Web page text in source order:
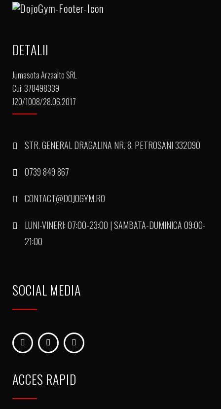
DETALII
Jumasota Arzaalto SRL
Cui: 378498339
J20/1008/28.06.2017
STR. GENERAL DRAGALINA NR. 8, PETROSANI 332090
0739 849 867
CONTACT@DOJOGYM.RO
LUNI-VINERI: 07:00-23:00 | SAMBATA-DUMINICA 09:00-
21:00
SOCIAL MEDIA
ACCES RAPID